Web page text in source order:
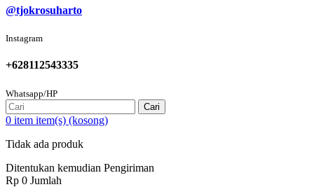
@tjokrosuharto
Instagram
+628112543335
Whatsapp/HP
Cari
0 item item(s) (kosong)
Tidak ada produk
Ditentukan kemudian Pengiriman
Rp‎ 0 Jumlah